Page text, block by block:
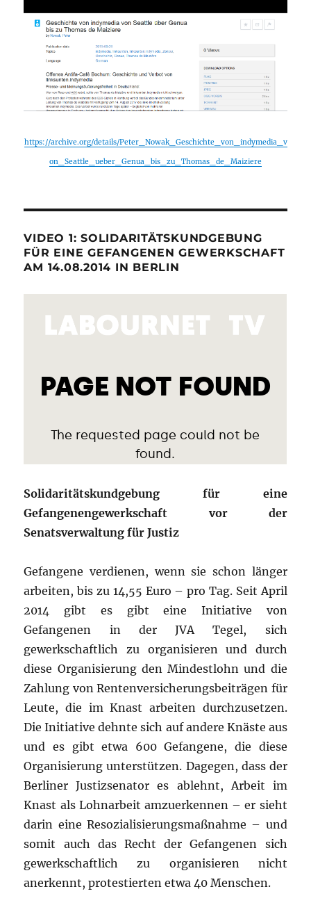
https://archive.org/details/Peter_Nowak_Geschichte_von_indymedia_v
on_Seattle_ueber_Genua_bis_zu_Thomas_de_Maiziere
VIDEO 1: SOLIDARITÄTSKUNDGEBUNG
FÜR EINE GEFANGENEN GEWERKSCHAFT
AM 14.08.2014 IN BERLIN
Solidaritätskundgebung für eine
Gefangenengewerkschaft vor der
Senatsverwaltung für Justiz
Gefangene verdienen, wenn sie schon länger
arbeiten, bis zu 14,55 Euro – pro Tag. Seit April
2014 gibt es gibt eine Initiative von
Gefangenen in der JVA Tegel, sich
gewerkschaftlich zu organisieren und durch
diese Organisierung den Mindestlohn und die
Zahlung von Rentenversicherungsbeiträgen für
Leute, die im Knast arbeiten durchzusetzen.
Die Initiative dehnte sich auf andere Knäste aus
und es gibt etwa 600 Gefangene, die diese
Organisierung unterstützen. Dagegen, dass der
Berliner Justizsenator es ablehnt, Arbeit im
Knast als Lohnarbeit amzuerkennen – er sieht
darin eine Resozialisierungsmaßnahme – und
somit auch das Recht der Gefangenen sich
gewerkschaftlich zu organisieren nicht
anerkennt, protestierten etwa 40 Menschen.